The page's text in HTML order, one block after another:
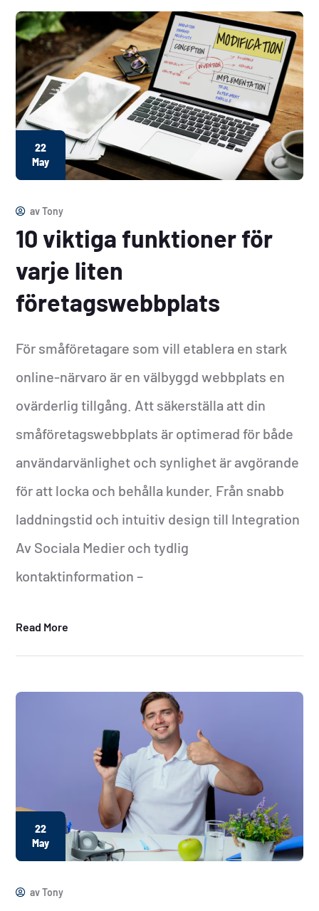
22
May
avTony
10 viktiga funktioner för
varje liten
företagswebbplats
För småföretagare som vill etablera en stark
online-närvaro är en välbyggd webbplats en
ovärderlig tillgång. Att säkerställa att din
småföretagswebbplats är optimerad för både
användarvänlighet och synlighet är avgörande
för att locka och behålla kunder. Från snabb
laddningstid och intuitiv design till Integration
Av Sociala Medier och tydlig
kontaktinformation –
Read More
22
May
avTony